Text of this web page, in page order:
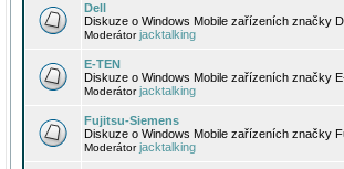
Dell
Diskuze o Windows Mobile zařízeních značky
Moderátorjacktalking
E-TEN
Diskuze o Windows Mobile zařízeních značky
Moderátorjacktalking
Fujitsu-Siemens
Diskuze o Windows Mobile zařízeních značky
Moderátorjacktalking